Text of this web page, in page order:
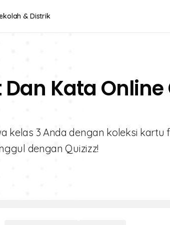
& Distrik
Kata Online
kelas 3 Anda dengan koleksi kartu
dengan Quizizz!